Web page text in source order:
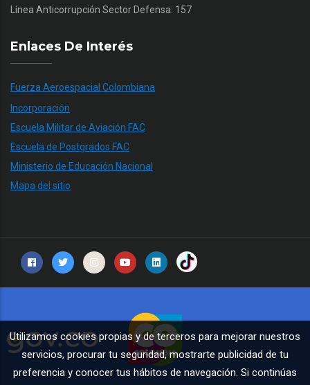
Línea Anticorrupción Sector Defensa: 157
Enlaces De Interés
Fuerza Aeroespacial Colombiana
Incorporación
Escuela Militar de Aviación FAC
Escuela de Postgrados FAC
Ministerio de Educación Nacional
Mapa del sitio
Utilizamos cookies propias y de terceros para mejorar nuestros
servicios, procurar tu seguridad, mostrarte publicidad de tu
preferencia y conocer tus hábitos de navegación. Si continúas